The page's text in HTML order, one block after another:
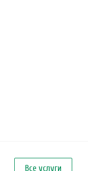
Все услуги